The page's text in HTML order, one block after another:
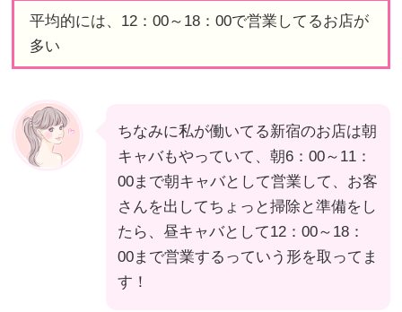
平均的には、12：00～18：00で営業してるお店が
多い
ちなみに私が働いてる新宿のお店は朝
キャバもやっていて、朝6：00～11：
00まで朝キャバとして営業して、お客
さんを出してちょっと掃除と準備をし
たら、昼キャバとして12：00～18：
00まで営業するっていう形を取ってま
す！